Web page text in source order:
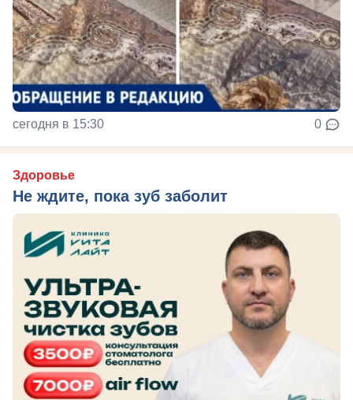
сегодня в 15:30 0
Здоровье
Не ждите, пока зуб заболит